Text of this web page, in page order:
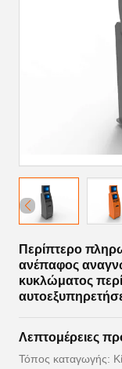
Περίπτερο
ανέπαφος
κυκλώματος
Λεπτομέρειες
Τόπος καταγωγής: